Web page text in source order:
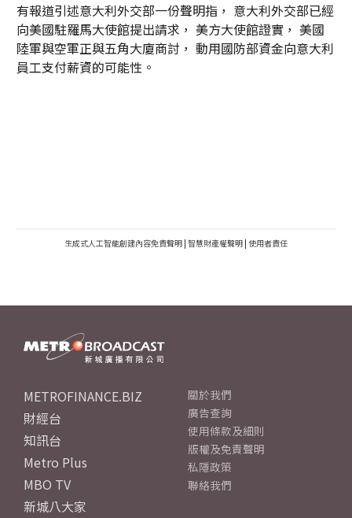
有報道引述意大利外交部一份聲明指， 意大利外交部已經
向美國駐羅馬大使館提出請求， 美方大使館證實， 美國
陸軍與空軍正與五角大廈商討， 動用國防部資金向意大利
員工支付薪資的可能性。
生成式人工智能創建內容免責聲明 | 智慧財產權聲明 | 使用者責任
METROFINANCE.BIZ
財經台
知訊台
Metro Plus
MBO TV
新城八大家
關於我們
廣告查詢
使用條款及細則
版權及免責聲明
私隱政策
聯絡我們